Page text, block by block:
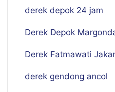
derek depok 24 jam
Derek Depok
Derek Fatmawati
derek gendong ancol